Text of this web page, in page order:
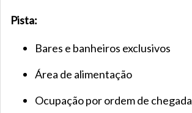
Pista:
Bares e banheiros exclusivos
Área de alimentação
Ocupação por ordem de chegada